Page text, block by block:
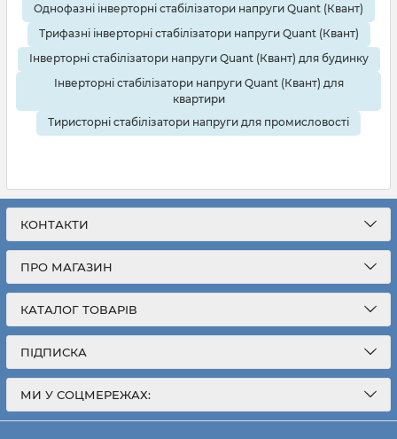
Однофазні інверторні стабілізатори напруги Quant (Квант)
Трифазні інверторні стабілізатори напруги Quant (Квант)
Інверторні стабілізатори напруги Quant (Квант) для будинку
Інверторні стабілізатори напруги Quant (Квант) для
квартири
Тиристорні стабілізатори напруги для промисловості
КОНТАКТИ
ПРО МАГАЗИН
КАТАЛОГ ТОВАРІВ
ПІДПИСКА
МИ У СОЦМЕРЕЖАХ: